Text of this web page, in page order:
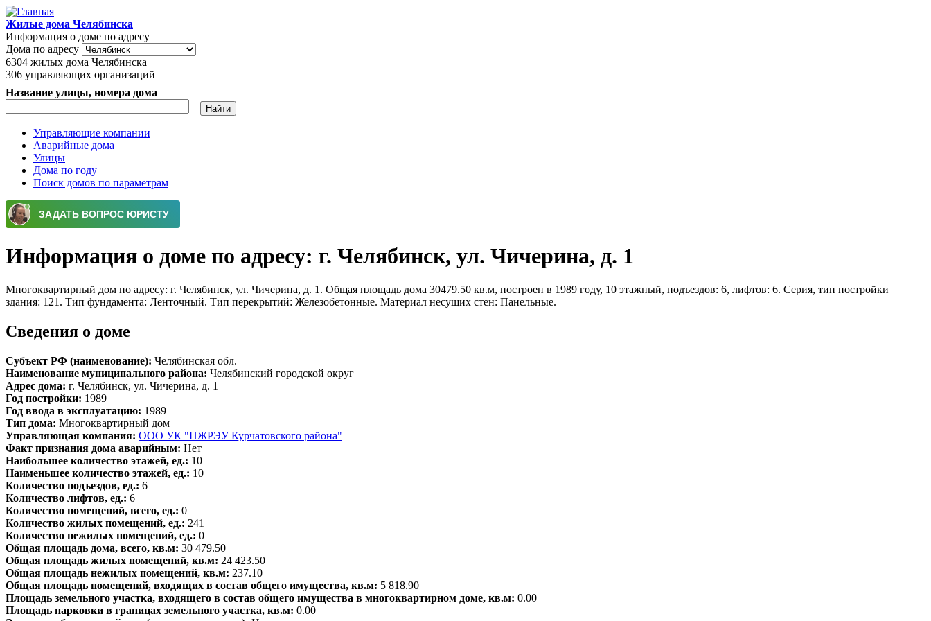
Перейти к основному содержанию
Жилые дома Челябинска
Информация о доме по адресу
Дома по адресу
6304 жилых дома Челябинска
306 управляющих организаций
Название улицы, номера дома
Главное меню
Управляющие компании
Аварийные дома
Улицы
Дома по году
Поиск домов по параметрам
Информация о доме по адресу: г. Челябинск, ул. Чичерина, д. 1
Многоквартирный дом по адресу: г. Челябинск, ул. Чичерина, д. 1. Общая площадь дома 30479.50 кв.м, построен в 1989 году, 10 этажный, подъездов: 6, лифтов: 6. Серия, тип постройки
здания: 121. Тип фундамента: Ленточный. Тип перекрытий: Железобетонные. Материал несущих стен: Панельные.
Сведения о доме
Субъект РФ (наименование): Челябинская обл.
Наименование муниципального района: Челябинский городской округ
Адрес дома: г. Челябинск, ул. Чичерина, д. 1
Год постройки: 1989
Год ввода в эксплуатацию: 1989
Тип дома: Многоквартирный дом
Управляющая компания: ООО УК "ПЖРЭУ Курчатовского района"
Факт признания дома аварийным: Нет
Наибольшее количество этажей, ед.: 10
Наименьшее количество этажей, ед.: 10
Количество подъездов, ед.: 6
Количество лифтов, ед.: 6
Количество помещений, всего, ед.: 0
Количество жилых помещений, ед.: 241
Количество нежилых помещений, ед.: 0
Общая площадь дома, всего, кв.м: 30 479.50
Общая площадь жилых помещений, кв.м: 24 423.50
Общая площадь нежилых помещений, кв.м: 237.10
Общая площадь помещений, входящих в состав общего имущества, кв.м: 5 818.90
Площадь земельного участка, входящего в состав общего имущества в многоквартирном доме, кв.м: 0.00
Площадь парковки в границах земельного участка, кв.м: 0.00